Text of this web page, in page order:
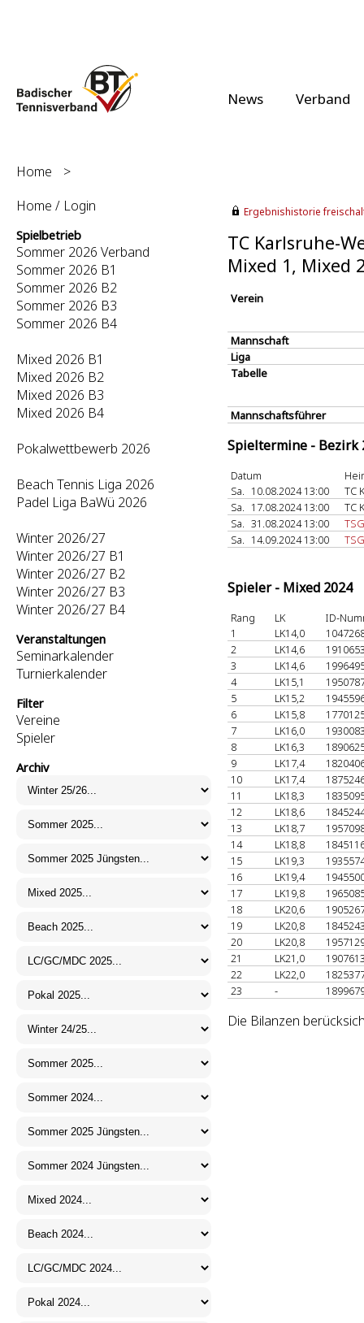
News Verband
Home
>
Home / Login
Spielbetrieb
Sommer 2026 Verband
Sommer 2026 B1
Sommer 2026 B2
Sommer 2026 B3
Sommer 2026 B4
Mixed 2026 B1
Mixed 2026 B2
Mixed 2026 B3
Mixed 2026 B4
Pokalwettbewerb 2026
Beach Tennis Liga 2026
Padel Liga BaWü 2026
Winter 2026/27
Winter 2026/27 B1
Winter 2026/27 B2
Winter 2026/27 B3
Winter 2026/27 B4
Veranstaltungen
Seminarkalender
Turnierkalender
Filter
Vereine
Spieler
Archiv
Ergebnishistorie
TC Karlsruhe-
Mixed 1, Mixed
Verein
Mannschaft
Liga
Tabelle
Mannschaftsführer
Spieltermine - Bezirk
Datum
Sa. 10.08.2024 13:00
TC
Sa. 17.08.2024 13:00
TC
Sa. 31.08.2024 13:00
Sa. 14.09.2024 13:00
Spieler - Mixed 2024
Rang LK
ID-
1
LK14,0
2
LK14,6
3
LK14,6
4
LK15,1
5
LK15,2
6
LK15,8
7
LK16,0
8
LK16,3
9
LK17,4
10
LK17,4
11
LK18,3
12
LK18,6
13
LK18,7
14
LK18,8
15
LK19,3
16
LK19,4
17
LK19,8
18
LK20,6
19
LK20,8
20
LK20,8
21
LK21,0
22
LK22,0
23
-
Die Bilanzen